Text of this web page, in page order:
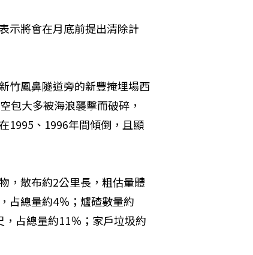
示將會在月底前提出清除計
竹鳳鼻隧道旁的新豐掩埋場西
包大多被海浪襲擊而破碎，
1995、1996年間傾倒，且顯
，散布約2公里長，粗估量體
占總量約4％；爐碴數量約
占總量約11％；家戶垃圾約